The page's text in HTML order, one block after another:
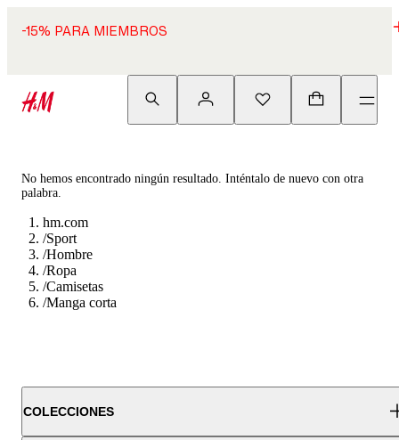
-15% PARA MIEMBROS
No hemos encontrado ningún resultado. Inténtalo de nuevo con otra
palabra.
hm.com
/Sport
/Hombre
/Ropa
/Camisetas
/Manga corta
COLECCIONES